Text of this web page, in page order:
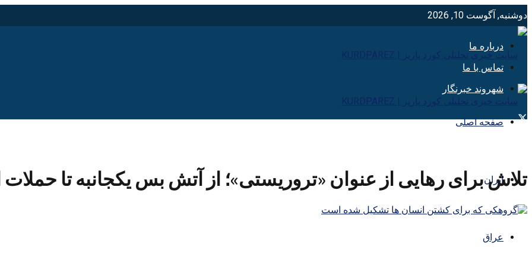
دوشنبه, آگوست 10, 2026
درباره ما
تماس با ما
شهروند خبرنگار
صفحه اصلی
ایران
عراق
تلاش برای رهایی از عنوان «تروریستی»؛ از آتش بس یکجانبه تا حملات